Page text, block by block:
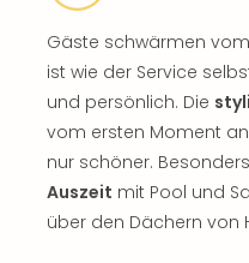
Gäste schwärmen
ist wie der Service
und persönlich. Die
vom ersten Moment
nur schöner.
Auszeit mit Pool und
über den Dächern von